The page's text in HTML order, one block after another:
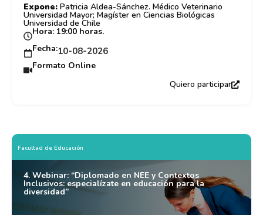
Expone: Patricia Aldea-Sánchez. Médico Veterinario
Universidad Mayor; Magíster en Ciencias Biológicas
Universidad de Chile
Hora: 19:00 horas.
Fecha:10-08-2026
Formato Online
Quiero participar
Facultad de Educación
4. Webinar: “Diplomado en NEE y Contextos
Inclusivos: especialízate en educación para la
diversidad”